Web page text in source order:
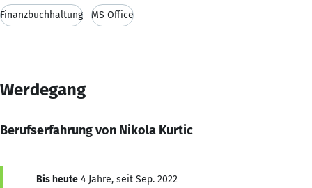
Finanzbuchhaltung MS Office
Werdegang
Berufserfahrung von Nikola Kurtic
Bis heute 4 Jahre, seit Sep. 2022